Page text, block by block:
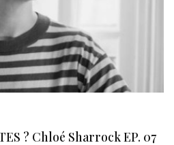
? Chloé Sharrock EP. 07